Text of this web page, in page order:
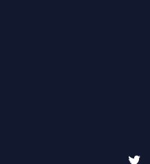
twitter